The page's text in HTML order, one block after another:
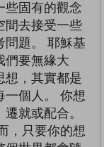
些固有的觀念
間去接受一些
問題。 耶穌基
們要無緣大
想，其實都是
一個人。 你想
就或配合。
，只要你的想